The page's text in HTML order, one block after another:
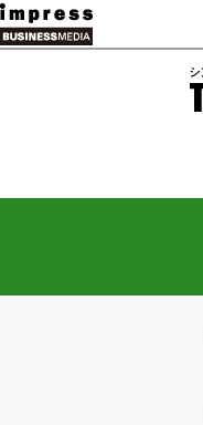
メ
イ
テ
に